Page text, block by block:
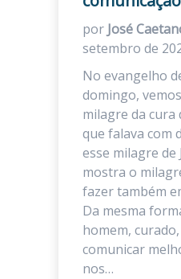
por José
setembro de
No evangelho
domingo,
milagre da cura
que falava com
esse milagre de
mostra o
fazer também
Da mesma
homem,
comunicar
nos…